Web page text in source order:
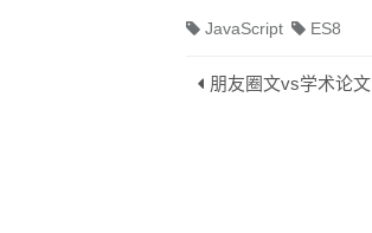
JavaScript ES8
朋友圈文vs学术论文